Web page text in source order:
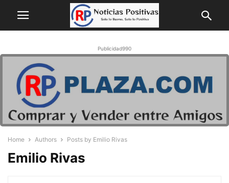
Publicidad990
Home Authors Posts by Emilio Rivas
Emilio Rivas